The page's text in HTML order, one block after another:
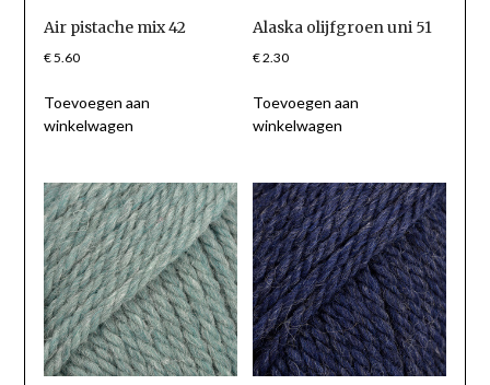
Air pistache mix 42
€5.60
Toevoegen aan
winkelwagen
Alaska olijfgroen uni 51
€2.30
Toevoegen aan
winkelwagen